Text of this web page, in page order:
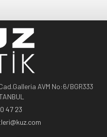
AVM No:6/BGR333
47 23